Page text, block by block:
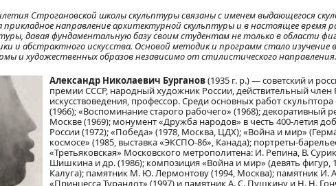
Строгановской школы скульптуры связаны с именем выдающегося
прикладное направление архитектурной скульптуры и в настоящее время
давая фундаментальную базу своим студентам не только в области
и абстрактного искусства. Основой методик и программ стало
и художественных образов независимо от стилистического направления.
Александр Николаевич Бурганов(1935 г. р.) — советский и
премии СССР, народный художник России, действительный член
искусствоведения, профессор. Среди основных работ
(1966); «Воспоминание старого рабочего» (1968);
Москве (1969); монумент «Дружба народов» в честь 400-летия
России (1972); «Победа» (1978, Москва, ЦДХ); «Война и мир»
космосе» (1985, выставка «ЭКСПО-86», Канада); портреты-
«Третьяковская» Московского метрополитена: И. Репина, В.
Шишкина и др. (1986); композиция «Война и мир» (девять фигур,
Калуга); памятник М. Ю. Лермонтову (1994, Москва); памятник И.
«Принцесса Турандот» (1997) и памятник А. С. Пушкину и Н. Н.